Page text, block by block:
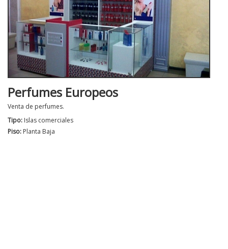
Perfumes Europeos
Venta de perfumes.
Tipo: Islas comerciales
Piso: Planta Baja